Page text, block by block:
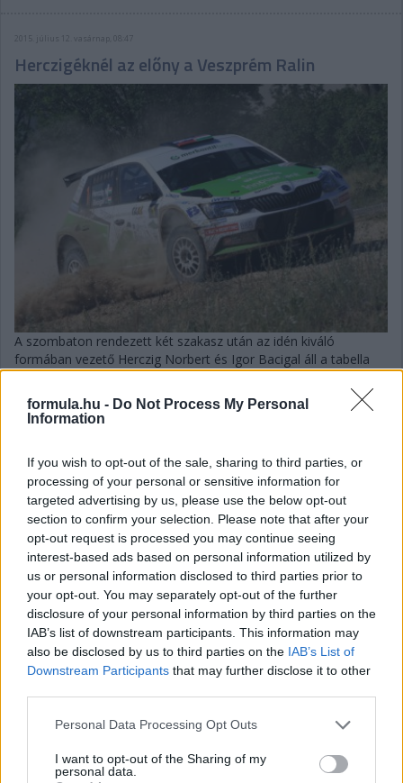
formula.hu - Do Not Process My Personal
Information
If you wish to opt-out of the sale, sharing to third parties, or
processing of your personal or sensitive information for
targeted advertising by us, please use the below opt-out
section to confirm your selection. Please note that after your
opt-out request is processed you may continue seeing
interest-based ads based on personal information utilized by
us or personal information disclosed to third parties prior to
your opt-out. You may separately opt-out of the further
disclosure of your personal information by third parties on the
IAB’s list of downstream participants. This information may
also be disclosed by us to third parties on the IAB’s List of
Downstream Participants that may further disclose it to other
Please note that this website/app uses one or more Google
not limited to your visit or usage behaviour. You may click to
grant or deny consent to Google and its third-party tags to
Personal Data Processing Opt Outs
I want to opt-out of the Sharing of my
personal data.
2015. július 12. vasárnap, 08:47
Herczigéknél az előny a Veszprém Ralin
A szombaton rendezett két szakasz után az idén kiváló
formában vezető Herczig Norbert és Igor Bacigal áll a tabella
élén a Veszprém Ralin. A vasárnapi hat gyorsaságin azonban
még minden megváltozhat.
részletek
2015. június 14. vasárnap, 18:15
Herczig mindent megtett, Janika nyert
Az ifj. Tóth János - Szőke Tamás páros nyerte a Székesfehérvár